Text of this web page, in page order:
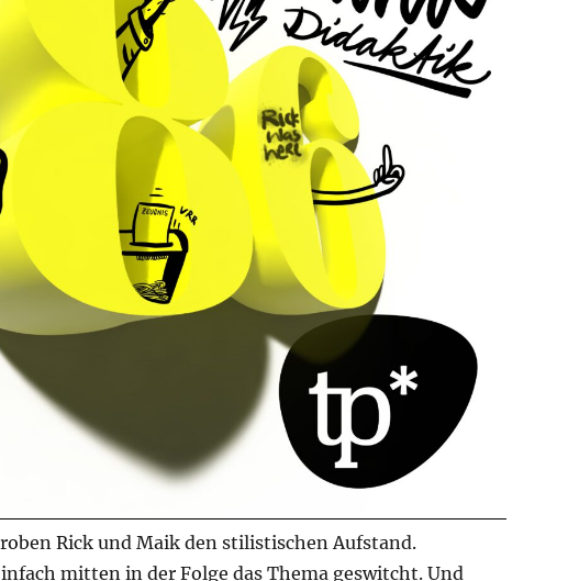
Rick und Maik den stilistischen Aufstand.
mitten in der Folge das Thema geswitcht. Und